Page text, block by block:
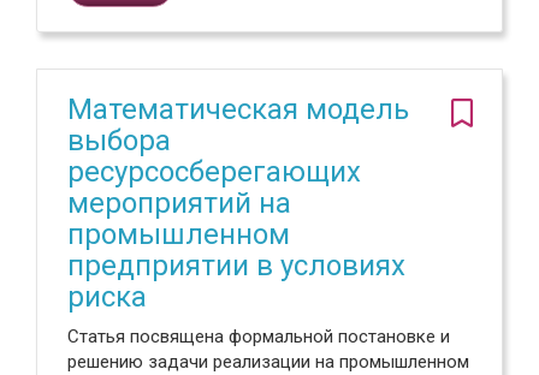
Математическая модель
выбора
ресурсосберегающих
мероприятий на
промышленном
предприятии в условиях
риска
Статья посвящена формальной постановке и
решению задачи реализации на промышленном